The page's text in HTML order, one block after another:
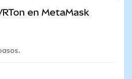
en MetaMask